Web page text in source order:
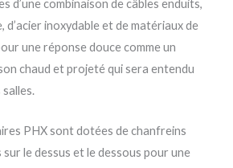
d’une combinaison de câbles enduits,
d’acier inoxydable et de matériaux de
une réponse douce comme un
chaud et projeté qui sera entendu
salles.
PHX sont dotées de chanfreins
le dessus et le dessous pour une